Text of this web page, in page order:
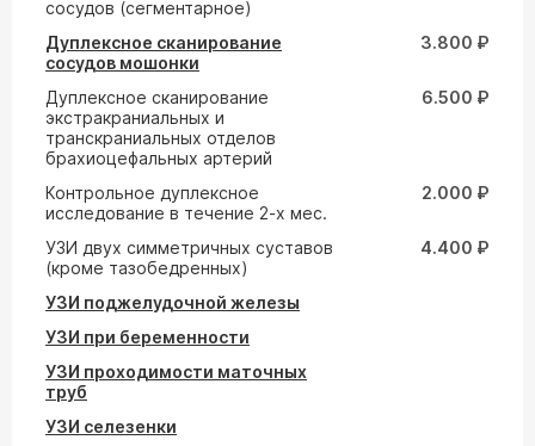
сосудов (сегментарное)
Дуплексное сканирование
сосудов мошонки
3.800 ₽
Дуплексное сканирование
экстракраниальных и
транскраниальных отделов
брахиоцефальных артерий
6.500 ₽
Контрольное дуплексное
исследование в течение 2-х мес.
2.000 ₽
УЗИ двух симметричных суставов
(кроме тазобедренных)
4.400 ₽
УЗИ поджелудочной железы
УЗИ при беременности
УЗИ проходимости маточных
труб
УЗИ селезенки